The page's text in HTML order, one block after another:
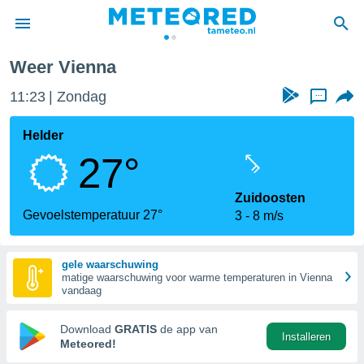
door
verstrekte
hoge
hebt de
voor
op basis
Weer Vienna
11:23 Zondag ...
Helder
27°
Gevoelstemperatuur 27°
Zuidoosten
3
8 m/s
gele waarschuwing
matige waarschuwing voor warme temperaturen in Vienna
vandaag
Download GRATIS de app van
Meteored!
Installeren